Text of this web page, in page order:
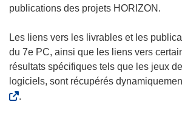
publications des projets HORIZON.
Les liens vers les livrables et les
du 7e PC, ainsi que les liens vers
résultats spécifiques tels que les jeux
logiciels, sont récupérés
.